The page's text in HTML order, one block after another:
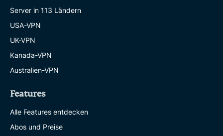
Server in 113 Ländern
USA-VPN
UK-VPN
Kanada-VPN
Australien-VPN
Features
Alle Features entdecken
Abos und Preise